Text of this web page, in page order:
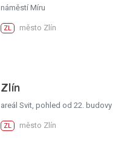
náměstí Míru
ZL město Zlín
Zlín
areál Svit, pohled od 22. budovy
ZL město Zlín